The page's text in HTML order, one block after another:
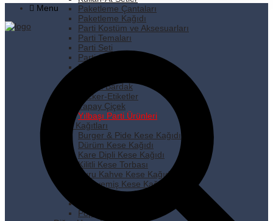
Paketleme Çantaları
Paketleme Kağıdı
Parti Kostüm ve Aksesuarları
Parti Temaları
Parti Seti
Parti Süsleri
Pipet
Plastik Bardak
Sticker-Etiketler
Yapay Çiçek
Yılbaşı Parti Ürünleri
Kese Kağıtları
Burger & Pide Kese Kağıdı
Dürüm Kese Kağıdı
Kare Dipli Kese Kağıdı
Kilitli Kese Torbası
Kuru Kahve Kese Kağıdı
Kuruyemiş Kese Kağıdı
Pastane Kese Kağıdı
Popcorn Kese Kağıdı
Menu